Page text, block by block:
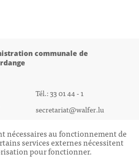
communale de
Tél.: 33 01 44 - 1
secretariat@walfer.lu
nécessaires au fonctionnement de
services externes nécessitent
pour fonctionner.